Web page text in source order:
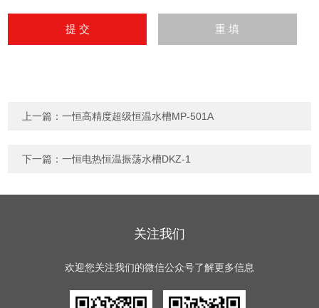
上一篇：一恒高精度超级恒温水槽MP-501A
下一篇：一恒电热恒温振荡水槽DKZ-1
关注我们
欢迎您关注我们的微信公众号了解更多信息